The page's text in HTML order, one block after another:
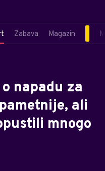
Zabava Magazin
napadu za
ali
mnogo